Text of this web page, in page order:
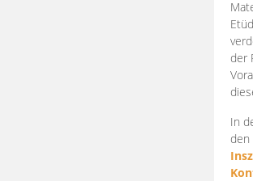
der
In
den